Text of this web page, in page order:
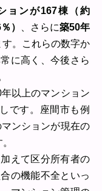
ョンが167棟（約
） 、さらに築50年
。これらの数字か
に高く、今後さら
以上のマンション
です。座間市も例
ンションが現在の
えて区分所有者の
の機能不全といっ